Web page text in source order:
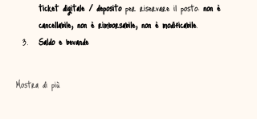
ticket digitale / deposito per riservare il posto: non è
cancellabile, non è rimborsabile, non è modificabile.
Saldo e bevande
Mostra di più